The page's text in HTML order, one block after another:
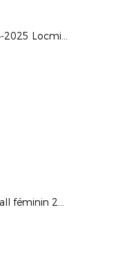
Festival U11 2024-2025 Locminé
Rentrée du football féminin 2024